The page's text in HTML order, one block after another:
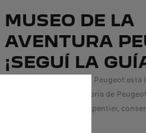
MUSEO DE LA
AVENTURA
¡SEGUÍ LA
El Museo de la Aventura Peugeot
anécdotas sobre la historia de
destreza por Hervé Charpentier,